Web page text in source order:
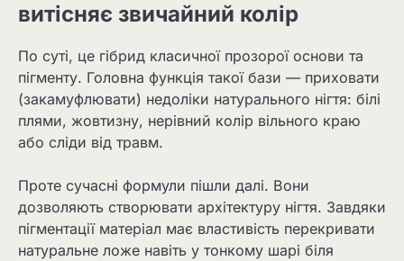
витісняє звичайний колір
По суті, це гібрид класичної прозорої основи та
пігменту. Головна функція такої бази — приховати
(закамуфлювати) недоліки натурального нігтя: білі
плями, жовтизну, нерівний колір вільного краю
або сліди від травм.
Проте сучасні формули пішли далі. Вони
дозволяють створювати архітектуру нігтя. Завдяки
пігментації матеріал має властивість перекривати
натуральне ложе навіть у тонкому шарі біля